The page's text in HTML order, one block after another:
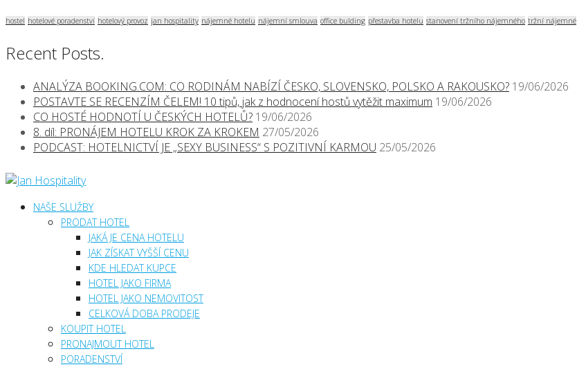
hostel hotelové poradenství hotelový provoz jan hospitality nájemné hotelu nájemní smlouva office bulding přestavba hotelu stanovení tržního nájemného tržní nájemné
Recent Posts.
ANALÝZA BOOKING.COM: CO RODINÁM NABÍZÍ ČESKO, SLOVENSKO, POLSKO A RAKOUSKO? 19/06/2026
POSTAVTE SE RECENZÍM ČELEM! 10 tipů, jak z hodnocení hostů vytěžit maximum 19/06/2026
CO HOSTÉ HODNOTÍ U ČESKÝCH HOTELŮ? 19/06/2026
8. díl: PRONÁJEM HOTELU KROK ZA KROKEM 27/05/2026
PODCAST: HOTELNICTVÍ JE „SEXY BUSINESS“ S POZITIVNÍ KARMOU 25/05/2026
NAŠE SLUŽBY
PRODAT HOTEL
JAKÁ JE CENA HOTELU
JAK ZÍSKAT VYŠŠÍ CENU
KDE HLEDAT KUPCE
HOTEL JAKO FIRMA
HOTEL JAKO NEMOVITOST
CELKOVÁ DOBA PRODEJE
KOUPIT HOTEL
PRONAJMOUT HOTEL
PORADENSTVÍ